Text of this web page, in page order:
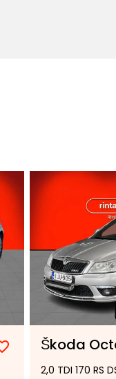
Lisää
suosikiksi
Poista
suosikeista
Škoda
2,0 TDI 170 RS